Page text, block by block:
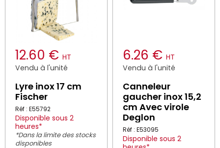
12.60 € HT
Vendu à l'unité
Lyre inox 17 cm
Fischer
Réf : E55792
Disponible sous 2
heures*
*Dans la limite des stocks
disponibles
6.26 € HT
Vendu à l'unité
Canneleur
gaucher inox 15,2
cm Avec virole
Deglon
Réf : E53095
Disponible sous 2